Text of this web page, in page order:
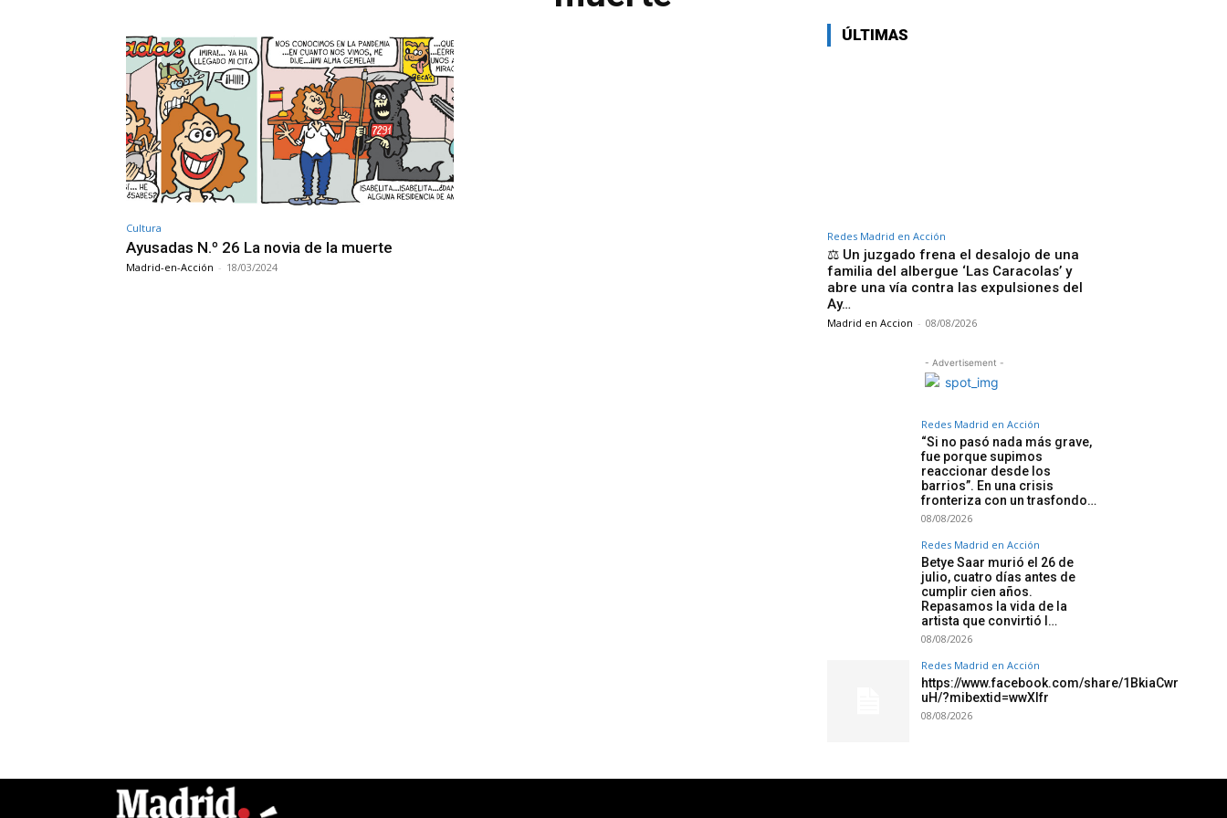
Cultura
Ayusadas N.º 26 La novia de la muerte
Madrid-en-Acción - 18/03/2024
ÚLTIMAS
Redes Madrid en Acción
⚖️ Un juzgado frena el desalojo de una
familia del albergue ‘Las Caracolas’ y
abre una vía contra las expulsiones del
Ay…
Madrid en Accion - 08/08/2026
- Advertisement -
Redes Madrid en Acción
“Si no pasó nada más grave,
fue porque supimos
reaccionar desde los
barrios”. En una crisis
fronteriza con un trasfondo…
08/08/2026
Redes Madrid en Acción
Betye Saar murió el 26 de
julio, cuatro días antes de
cumplir cien años.
Repasamos la vida de la
artista que convirtió l…
08/08/2026
Redes Madrid en Acción
https://www.facebook.com/share/1BkiaCwr
uH/?mibextid=wwXIfr
08/08/2026